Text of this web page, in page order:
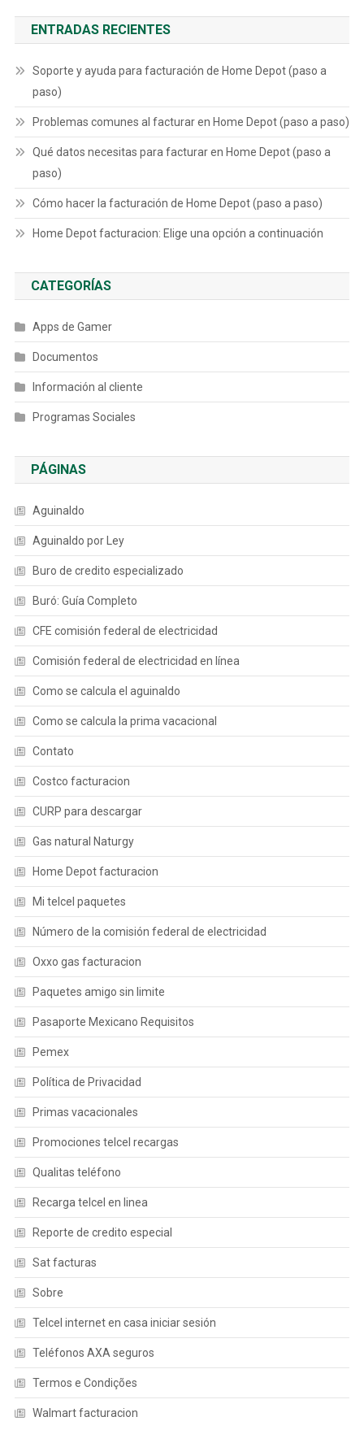
ENTRADAS RECIENTES
Soporte y ayuda para facturación de Home Depot (paso a
paso)
Problemas comunes al facturar en Home Depot (paso a paso)
Qué datos necesitas para facturar en Home Depot (paso a
paso)
Cómo hacer la facturación de Home Depot (paso a paso)
Home Depot facturacion: Elige una opción a continuación
CATEGORÍAS
Apps de Gamer
Documentos
Información al cliente
Programas Sociales
PÁGINAS
Aguinaldo
Aguinaldo por Ley
Buro de credito especializado
Buró: Guía Completo
CFE comisión federal de electricidad
Comisión federal de electricidad en línea
Como se calcula el aguinaldo
Como se calcula la prima vacacional
Contato
Costco facturacion
CURP para descargar
Gas natural Naturgy
Home Depot facturacion
Mi telcel paquetes
Número de la comisión federal de electricidad
Oxxo gas facturacion
Paquetes amigo sin limite
Pasaporte Mexicano Requisitos
Pemex
Política de Privacidad
Primas vacacionales
Promociones telcel recargas
Qualitas teléfono
Recarga telcel en linea
Reporte de credito especial
Sat facturas
Sobre
Telcel internet en casa iniciar sesión
Teléfonos AXA seguros
Termos e Condições
Walmart facturacion